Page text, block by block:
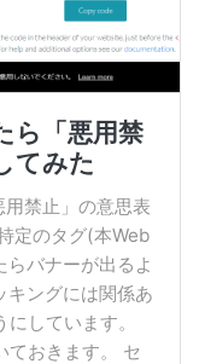
ら「悪用禁
てみた
禁止」の意思表
定のタグ(本Web
バナーが出るよ
キングには関係あ
しています。
ておきます。 セ